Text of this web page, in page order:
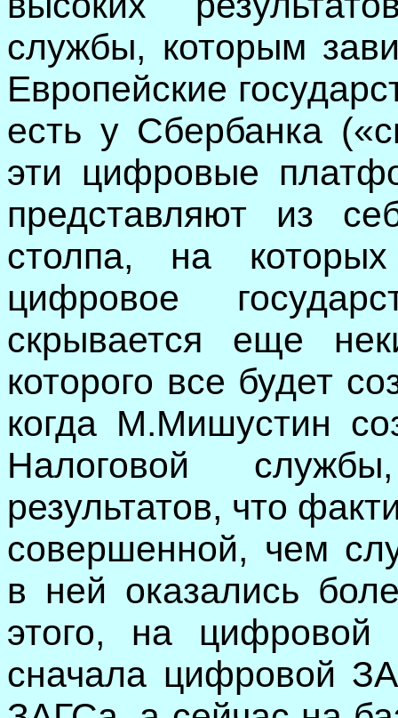
службы, которым
Европейские
есть у Сбербанка
эти цифровые
представляют из
столпа, на которых
цифровое
скрывается еще
которого все будет
когда М.Мишустин
Налоговой
результатов, что
совершенной, чем
в ней оказались
этого, на
сначала цифровой